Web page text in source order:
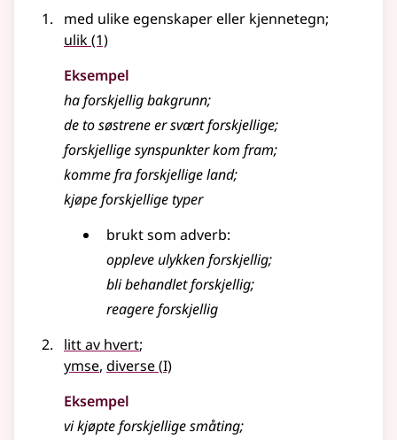
med ulike egenskaper eller kjennetegn;
ulik(1)
Eksempel
haforskjelligbakgrunn;
de to søstrene er sværtforskjellige;
forskjelligesynspunkter kom fram;
komme fra forskjellige land;
kjøpe forskjellige typer
brukt som adverb:
oppleve ulykken forskjellig;
bli behandlet forskjellig;
reagere forskjellig
litt av hvert;
ymse, diverse(1
I)
Eksempel
vi kjøpteforskjelligesmåting;